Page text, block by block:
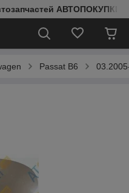
АВТОПОКУПКИ
Passat B6